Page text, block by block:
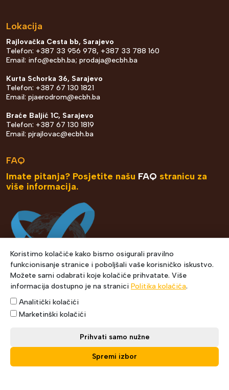
Koristimo kolačiće kako bismo osigurali pravilno
funkcionisanje stranice i poboljšali vaše korisničko iskustvo.
Možete sami odabrati koje kolačiće prihvatate. Više
informacija dostupno je na stranici Politika kolačića.
Analitički kolačići
Marketinški kolačići
Prihvati samo nužne
Spremi izbor
Lokacija
Rajlovačka Cesta bb, Sarajevo
Telefon: +387 33 956 978, +387 33 788 160
Email: info@ecbh.ba; prodaja@ecbh.ba
Kurta Schorka 36, Sarajevo
Telefon: +387 67 130 1821
Email: pjaerodrom@ecbh.ba
Braće Baljić 1C, Sarajevo
Telefon: +387 67 130 1819
Email: pjrajlovac@ecbh.ba
FAQ
Imate pitanja? Posjetite našu FAQ stranicu za
više informacija.
Copyright © 2021 Express Courier. Designed by Muris
Šehić.